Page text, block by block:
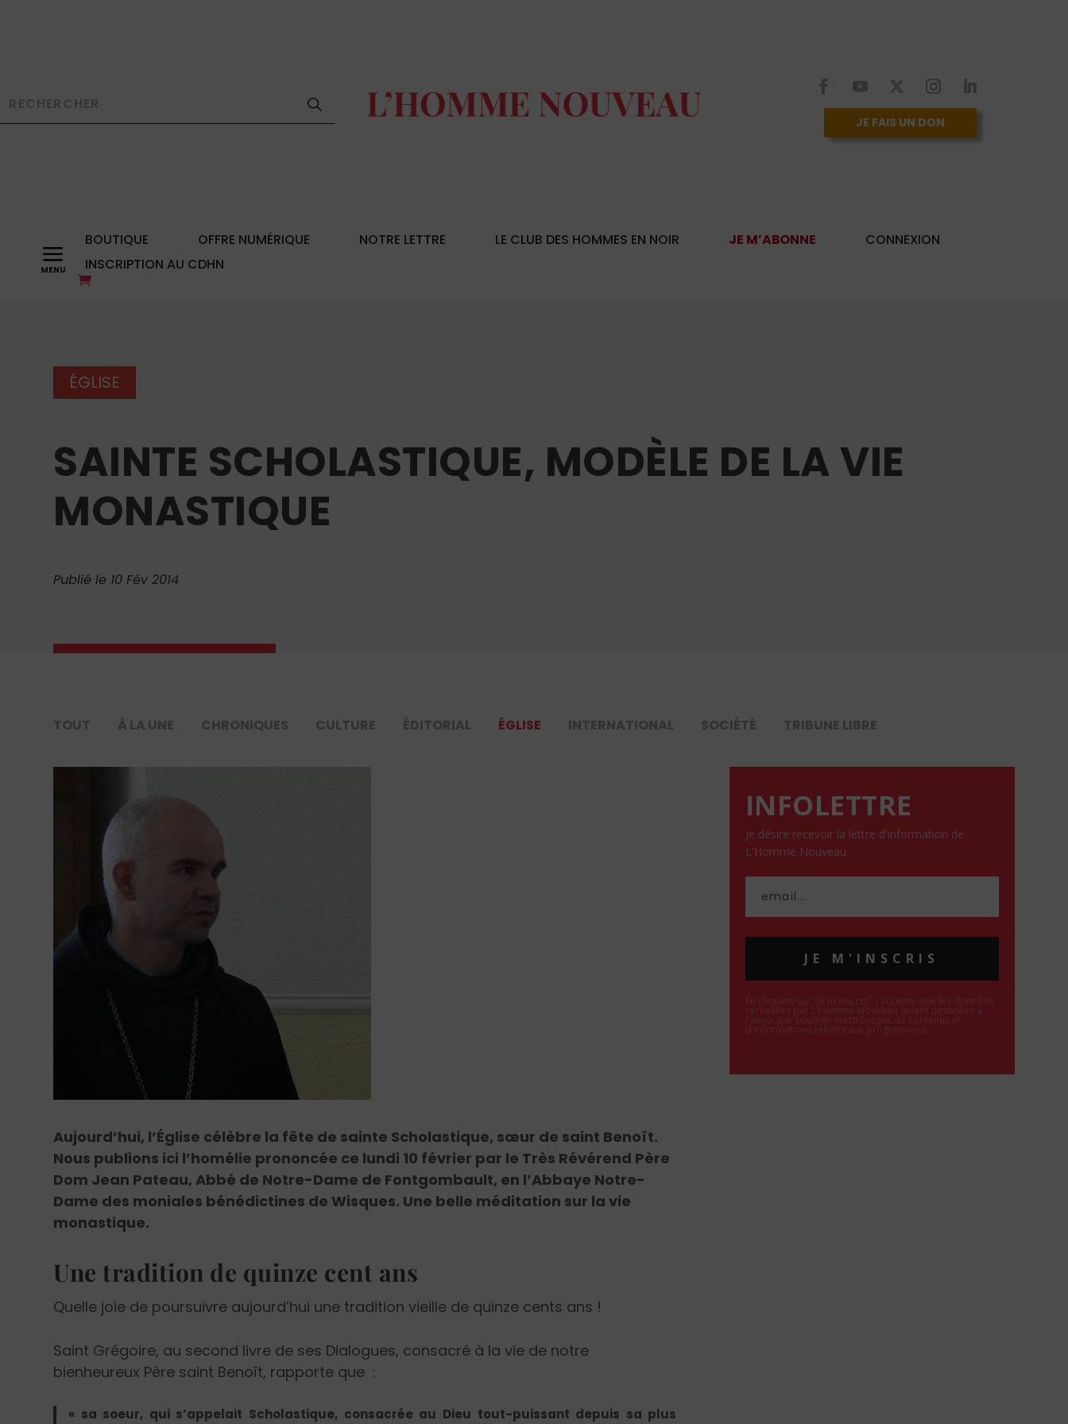
JE FAIS UN DON
a BOUTIQUE OFFRE NUMÉRIQUE NOTRE LETTRE LE CLUB DES HOMMES EN NOIR JE M’ABONNE
CONNEXION
INSCRIPTION AU CDHN
ÉGLISE
SAINTE SCHOLASTIQUE, MODÈLE DE LA VIE
MONASTIQUE
Publié le 10 Fév 2014
TOUT À LA UNE CHRONIQUES CULTURE ÉDITORIAL ÉGLISE INTERNATIONAL SOCIÉTÉ TRIBUNE LIBRE
Aujourd’hui, l’Église célèbre la fête de sainte Scholastique, sœur de saint Benoît.
Nous publions ici l’homélie prononcée ce lundi 10 février par le Très Révérend Père
Dom Jean Pateau, Abbé de Notre-Dame de Fontgombault, en l’Abbaye Notre-
Dame des moniales bénédictines de Wisques. Une belle méditation sur la vie
monastique.
Une tradition de quinze cent ans
Quelle joie de poursuivre aujourd’hui une tradition vieille de quinze cents ans !
Saint Grégoire, au second livre de ses Dialogues, consacré à la vie de notre
bienheureux Père saint Benoît, rapporte que :
« sa soeur, qui s’appelait Scholastique, consacrée au Dieu tout-puissant depuis sa plus
INFOLETTRE
Je désire recevoir la lettre d'information de
L'Homme Nouveau
JE M'INSCRIS
En cliquant sur "Je m'inscris", j'accepte que les données
recueillies par L'Homme Nouveau soient destinées à
l'envoi par courrier électronique de contenus et
d'informations relatifs aux programmes.